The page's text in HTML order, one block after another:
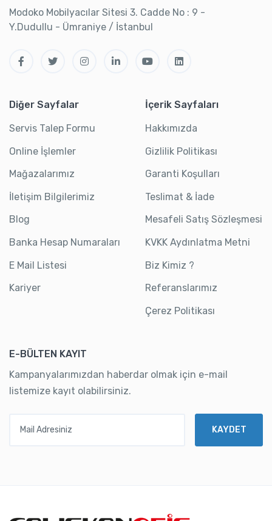
Modoko Mobilyacılar Sitesi 3. Cadde No : 9 -
Y.Dudullu - Ümraniye / İstanbul
Diğer Sayfalar
Servis Talep Formu
Online İşlemler
Mağazalarımız
İletişim Bilgilerimiz
Blog
Banka Hesap Numaraları
E Mail Listesi
Kariyer
İçerik Sayfaları
Hakkımızda
Gizlilik Politikası
Garanti Koşulları
Teslimat & İade
Mesafeli Satış Sözleşmesi
KVKK Aydınlatma Metni
Biz Kimiz ?
Referanslarımız
Çerez Politikası
E-BÜLTEN KAYIT
Kampanyalarımızdan haberdar olmak için e-mail
listemize kayıt olabilirsiniz.
KAYDET